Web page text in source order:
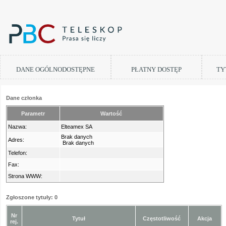
DANE OGÓLNODOSTĘPNE PŁATNY DOSTĘP
Dane członka
Parametr Wartość
Nazwa: Elteamex SA
Adres:
Brak danych
Brak danych
Telefon:
Fax:
Strona WWW:
Zgłoszone tytuły: 0
Nr
rej.
Tytuł Częstotliwość Akcja